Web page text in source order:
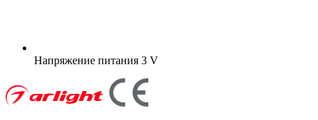
Напряжение питания 3 V